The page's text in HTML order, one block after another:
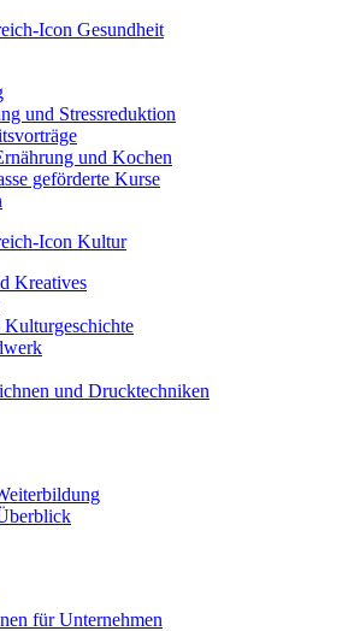
und Stressreduktion
und Kochen
geförderte Kurse
Kreatives
und Drucktechniken
für Unternehmen